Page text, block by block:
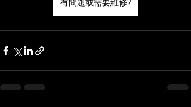
有問題或需要維修?